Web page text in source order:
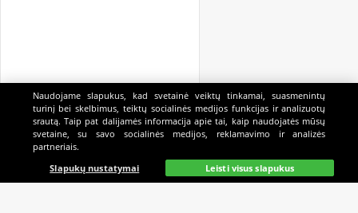
Pagrindinis Gyvai Paieška Mano Kazino
Naudojame slapukus, kad svetainė veiktų tinkamai, suasmenintų
turinį bei skelbimus, teiktų socialinės medijos funkcijas ir analizuotų
srautą. Taip pat dalijamės informacija apie tai, kaip naudojatės mūsų
svetaine, su savo socialinės medijos, reklamavimo ir analizės
partneriais.
Slapukų nustatymai
Leisti visus slapukus